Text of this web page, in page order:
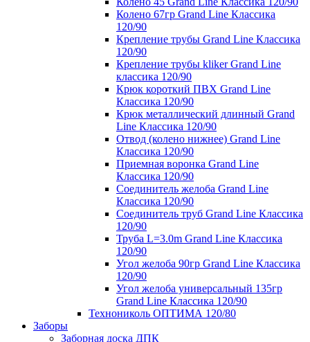
Колено 67гр Grand Line Классика
120/90
Крепление трубы Grand Line Классика
120/90
Крепление трубы kliker Grand Line
классика 120/90
Крюк короткий ПВХ Grand Line
Классика 120/90
Крюк металлический длинный Grand
Line Классика 120/90
Отвод (колено нижнее) Grand Line
Классика 120/90
Приемная воронка Grand Line
Классика 120/90
Соединитель желоба Grand Line
Классика 120/90
Соединитель труб Grand Line Классика
120/90
Труба L=3.0m Grand Line Классика
120/90
Угол желоба 90гр Grand Line Классика
120/90
Угол желоба универсальный 135гр
Grand Line Классика 120/90
Технониколь ОПТИМА 120/80
Заборы
Заборная доска ДПК